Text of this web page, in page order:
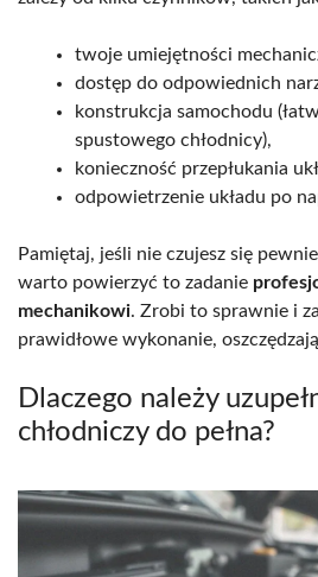
twoje umiejętności
dostęp do odpowiednich
konstrukcja samochodu
spustowego chłodnicy),
konieczność przepłukania
odpowietrzenie układu po
Pamiętaj, jeśli nie czujesz się
warto powierzyć to zadanie
mechanikowi. Zrobi to sprawnie i
prawidłowe wykonanie,
Dlaczego należy
chłodniczy do pełna?